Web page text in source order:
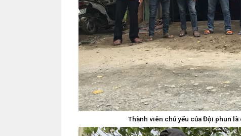
Thành viên chủ yếu của Đội phun